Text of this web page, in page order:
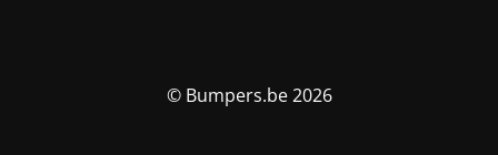
© Bumpers.be 2026